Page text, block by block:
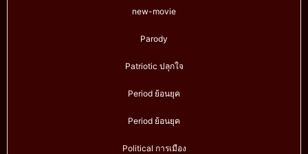
new-movie
Parody
Patriotic ปลุกใจ
Period ย้อนยุค
Period ย้อนยุค
Political การเมือง